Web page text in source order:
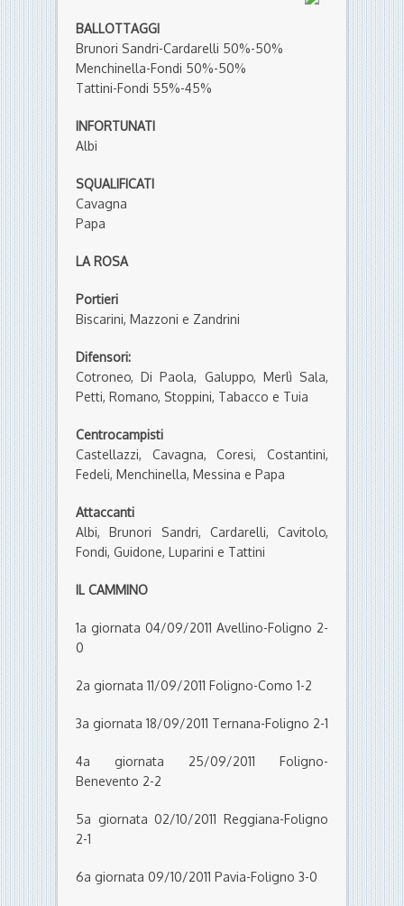
BALLOTTAGGI
Brunori Sandri-Cardarelli 50%-50%
Menchinella-Fondi 50%-50%
Tattini-Fondi 55%-45%
INFORTUNATI
Albi
SQUALIFICATI
Cavagna
Papa
LA ROSA
Portieri
Biscarini, Mazzoni e Zandrini
Difensori:
Cotroneo, Di Paola, Galuppo, Merlì Sala,
Petti, Romano, Stoppini, Tabacco e Tuia
Centrocampisti
Castellazzi, Cavagna, Coresi, Costantini,
Fedeli, Menchinella, Messina e Papa
Attaccanti
Albi, Brunori Sandri, Cardarelli, Cavitolo,
Fondi, Guidone, Luparini e Tattini
IL CAMMINO
1a giornata 04/09/2011 Avellino-Foligno 2-
0
2a giornata 11/09/2011 Foligno-Como 1-2
3a giornata 18/09/2011 Ternana-Foligno 2-1
4a giornata 25/09/2011 Foligno-
Benevento 2-2
5a giornata 02/10/2011 Reggiana-Foligno
2-1
6a giornata 09/10/2011 Pavia-Foligno 3-0